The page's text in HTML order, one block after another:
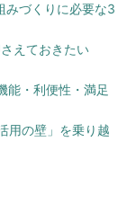
みづくりに必要な3
えておきたい
能・利便性・満足
用の壁」を乗り越